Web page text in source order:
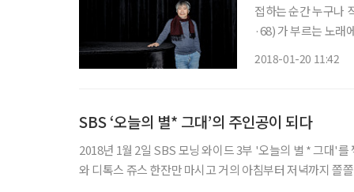
접하는 순간 누구나
·68) 가 부르는 노래
2018-01-20 11:42
SBS ‘오늘의 별* 그대’의 주인공이 되다
2018년 1월 2일 SBS 모닝 와이드 3부 '오늘의 별 * 그대'
와 디톡스 쥬스 한잔만 마시고 거의 아침부터 저녁까지 쫄